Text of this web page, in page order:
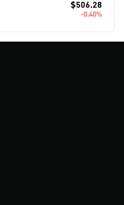
$506.28
-0.40%